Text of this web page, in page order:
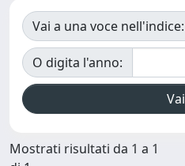
Vai a una voce nell'indice:
O digita l'anno:
Mostrati risultati da 1 a 1